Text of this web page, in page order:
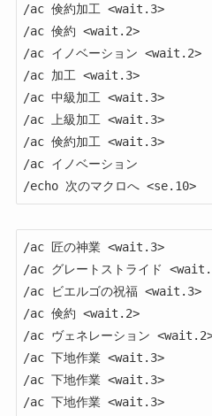
/ac 倹約加工 <wait.3>
/ac 倹約 <wait.2>
/ac イノベーション <wait.2>
/ac 加工 <wait.3>
/ac 中級加工 <wait.3>
/ac 上級加工 <wait.3>
/ac 倹約加工 <wait.3>
/ac イノベーション
/echo 次のマクロへ <se.10>
/ac 匠の神業 <wait.3>
/ac グレートストライド
/ac ビエルゴの祝福 <wait.3>
/ac 倹約 <wait.2>
/ac ヴェネレーション
/ac 下地作業 <wait.3>
/ac 下地作業 <wait.3>
/ac 下地作業 <wait.3>